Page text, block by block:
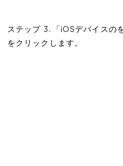
ステップ 3. 「iOSデバイスの
をクリックします。